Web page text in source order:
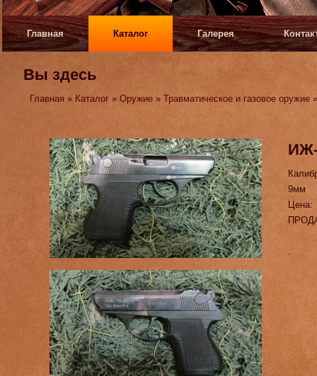
Главная Каталог Галерея
Вы здесь
Главная » Каталог »Оружие »Травматическое и газовое оружие
9мм
Цена:
.